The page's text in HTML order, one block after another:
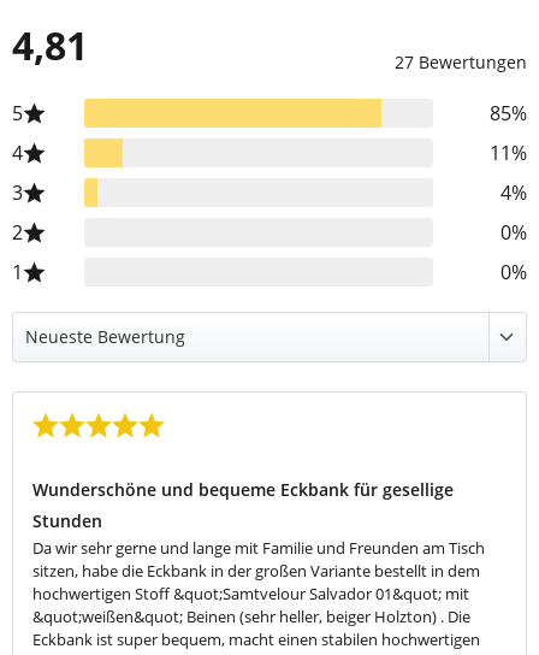
4,81 27 Bewertungen
5
85%
4
11%
3
4%
2
0%
1
0%
Wunderschöne und bequeme Eckbank für gesellige
Stunden
Da wir sehr gerne und lange mit Familie und Freunden am Tisch
sitzen, habe die Eckbank in der großen Variante bestellt in dem
hochwertigen Stoff &quot;Samtvelour Salvador 01&quot; mit
&quot;weißen&quot; Beinen (sehr heller, beiger Holzton) . Die
Eckbank ist super bequem, macht einen stabilen hochwertigen